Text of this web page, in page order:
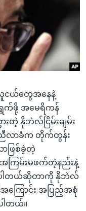
လူငယ်တွေအနေနဲ့
ရွက်ဖို့ အမေရိကန်
းတဲ့ နိုဘဲလ်ငြိမ်းချမ်း
ာ့ညီလာခံက တိုက်တွန်း
ဖြစ်ခဲ့တဲ့
အကြမ်းမဖက်တဲ့နည်းနဲ့
ါတယ်ဆိုတာကို နိုဘဲလ်
အကြောင်း အပြည့်အစုံ
ါတယ်။